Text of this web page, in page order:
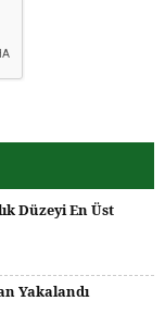
Düzeyi En Üst
Yakalandı